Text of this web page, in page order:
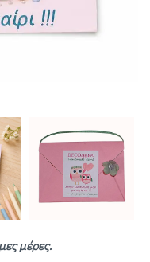
μέρες.